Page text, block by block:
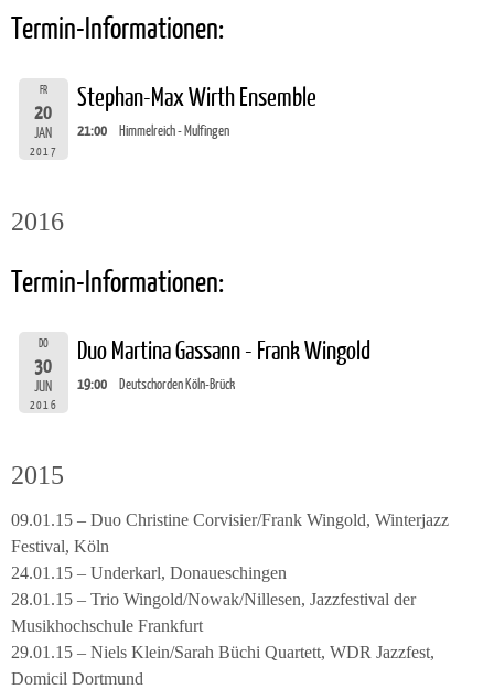
Termin-Informationen:
FR
20
JAN
2017
Stephan-Max Wirth Ensemble
21:00 Himmelreich - Mulfingen
2016
Termin-Informationen:
DO
30
JUN
2016
Duo Martina Gassann - Frank Wingold
19:00 Deutschorden Köln-Brück
2015
09.01.15 – Duo Christine Corvisier/Frank Wingold, Winterjazz
Festival, Köln
24.01.15 – Underkarl, Donaueschingen
28.01.15 – Trio Wingold/Nowak/Nillesen, Jazzfestival der
Musikhochschule Frankfurt
29.01.15 – Niels Klein/Sarah Büchi Quartett, WDR Jazzfest,
Domicil Dortmund